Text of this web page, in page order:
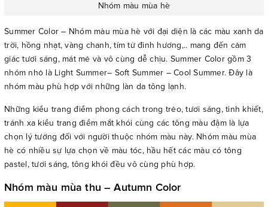
Nhóm màu mùa hè
Summer Color – Nhóm màu mùa hè với đại diện là các màu xanh da
trời, hồng nhạt, vàng chanh, tím tử đinh hương,.. mang đến cảm
giác tươi sáng, mát mẻ và vô cùng dễ chịu. Summer Color gồm 3
nhóm nhỏ là Light Summer– Soft Summer – Cool Summer. Đây là
nhóm màu phù hợp với những làn da tông lạnh.
Những kiểu trang điểm phong cách trong trẻo, tươi sáng, tinh khiết,
tránh xa kiểu trang điểm mắt khói cùng các tông màu đậm là lựa
chọn lý tưởng đối với người thuộc nhóm màu này. Nhóm màu mùa
hè có nhiều sự lựa chọn về màu tóc, hầu hết các màu có tông
pastel, tươi sáng, tông khói đều vô cùng phù hợp.
Nhóm màu mùa thu – Autumn Color